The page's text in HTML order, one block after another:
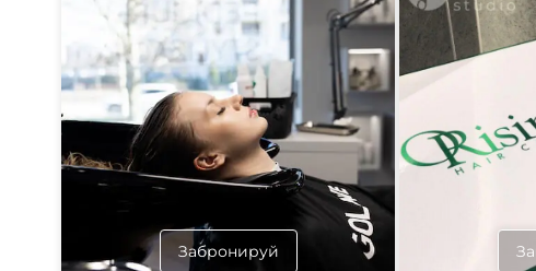
Забронируй